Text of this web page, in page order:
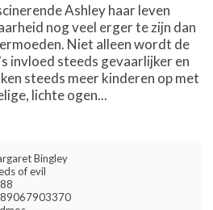
Ashley haar leven
nog veel erger te zijn dan
Niet alleen wordt de
invloed steeds gevaarlijker en
steeds meer kinderen op met
lichte ogen...
Bingley
of evil